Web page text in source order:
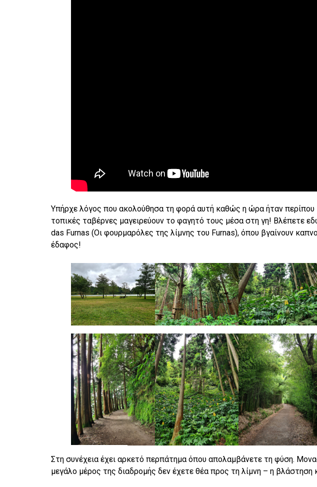
Υπήρχε λόγος που ακολούθησα τη φορά αυτή καθώς η ώρα ήταν περίπου
τοπικές ταβέρνες μαγειρεύουν το φαγητό τους μέσα στη γη! Βλέπετε
das Furnas (Οι φουρμαρόλες της λίμνης του Furnas), όπου βγαίνουν
έδαφος!
Στη συνέχεια έχει αρκετό περπάτημα όπου απολαμβάνετε τη φύση.
μεγάλο μέρος της διαδρομής δεν έχετε θέα προς τη λίμνη – η βλάστηση